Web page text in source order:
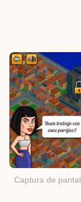
Captura de